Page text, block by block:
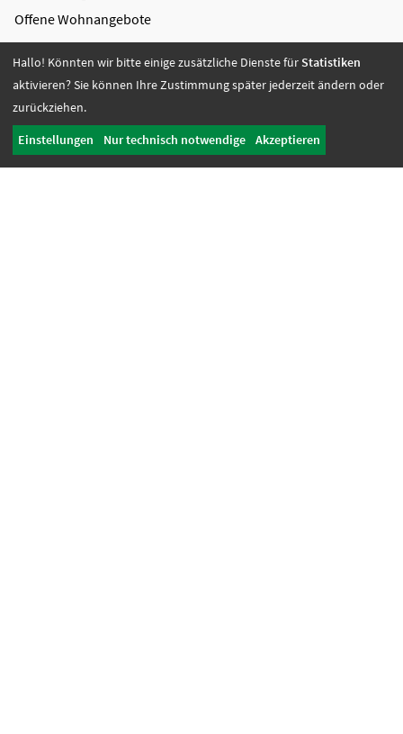
Offene Wohnangebote
Fördern + Betreuen
Angebote
Werkstatt Transfer
Ansprechpartnerinnen
Hallo! Könnten wir bitte einige zusätzliche Dienste für Statistiken
aktivieren? Sie können Ihre Zustimmung später jederzeit ändern oder
zurückziehen.
Einstellungen Nur technisch notwendige Akzeptieren